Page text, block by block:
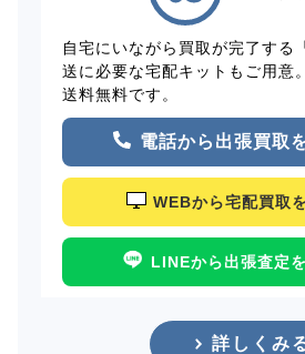
自宅にいながら買取が完了する
送に必要な宅配キットもご用意
送料無料です。
電話から出張買取
WEBから宅配買取
LINEから出張査定
詳しくみ